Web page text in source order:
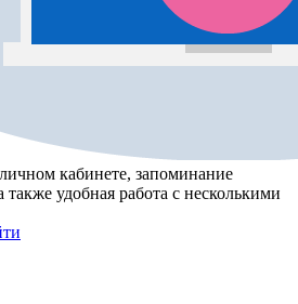
кабинете, запоминание
также удобная работа с несколькими